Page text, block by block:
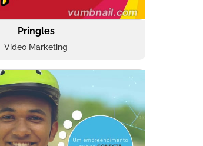
Pringles
Vídeo Marketing